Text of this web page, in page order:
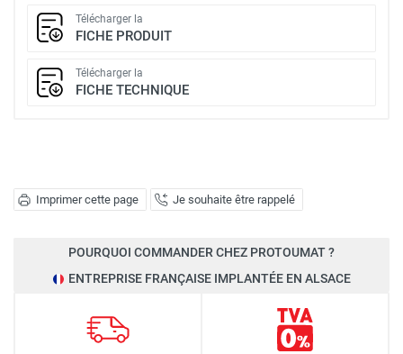
Imprimer cette page Je souhaite être rappelé
Télécharger la
FICHE PRODUIT
Télécharger la
FICHE TECHNIQUE
POURQUOI COMMANDER CHEZ PROTOUMAT ?
ENTREPRISE FRANÇAISE IMPLANTÉE EN ALSACE